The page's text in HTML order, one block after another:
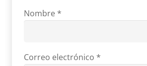
Nombre *
Correo electrónico *